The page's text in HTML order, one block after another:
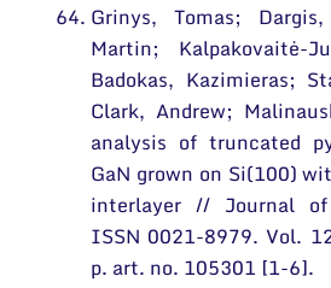
Grinys, Tomas;
Martin; Kalpakovaitė-
Badokas, Kazimieras;
Clark, Andrew;
analysis of truncated
GaN grown on Si(100)
interlayer // Journal of
ISSN 0021-8979. Vol.
p. art. no. 105301 [1-6].